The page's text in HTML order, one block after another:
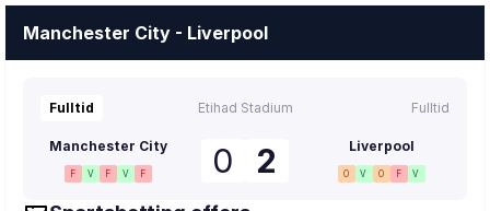
Manchester City - Liverpool
Fulltid Etihad Stadium Fulltid
Manchester City
F V F V F 0 2 Liverpool
O V O F V